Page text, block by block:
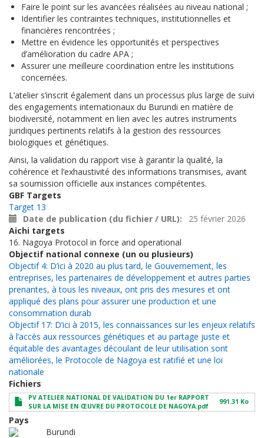
Faire le point sur les avancées réalisées au niveau national ;
Identifier les contraintes techniques, institutionnelles et
financières rencontrées ;
Mettre en évidence les opportunités et perspectives
d’amélioration du cadre APA ;
Assurer une meilleure coordination entre les institutions
concernées.
L’atelier s’inscrit également dans un processus plus large de suivi
des engagements internationaux du Burundi en matière de
biodiversité, notamment en lien avec les autres instruments
juridiques pertinents relatifs à la gestion des ressources
biologiques et génétiques.
Ainsi, la validation du rapport vise à garantir la qualité, la
cohérence et l’exhaustivité des informations transmises, avant
sa soumission officielle aux instances compétentes.
GBF Targets
Target 13
Date de publication (du fichier / URL)
25 février 2026
Aichi targets
16. Nagoya Protocol in force and operational
Objectif national connexe (un ou plusieurs)
Objectif 4: D’ici à 2020 au plus tard, le Gouvernement, les
entreprises, les partenaires de développement et autres parties
prenantes, à tous les niveaux, ont pris des mesures et ont
appliqué des plans pour assurer une production et une
consommation durab
Objectif 17: D’ici à 2015, les connaissances sur les enjeux relatifs
à l’accès aux ressources génétiques et au partage juste et
équitable des avantages découlant de leur utilisation sont
améliorées, le Protocole de Nagoya est ratifié et une loi
nationale
Fichiers
PV ATELIER NATIONAL DE VALIDATION DU 1er RAPPORT
SUR LA MISE EN ŒUVRE DU PROTOCOLE DE NAGOYA.pdf
991.31 Ko
Pays
Burundi